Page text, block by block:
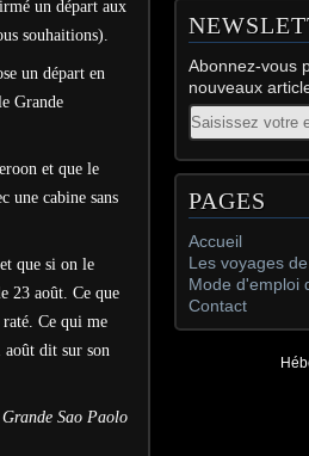
un départ aux
souhaitions).
un départ en
Grande
et que le
une cabine sans
que si on le
23 août. Ce que
Ce qui me
août dit sur son
Sao Paolo
Abonnez-vous
nouveaux
Email
PAGES
Accueil
Les voyages
Mode d'emploi
Contact